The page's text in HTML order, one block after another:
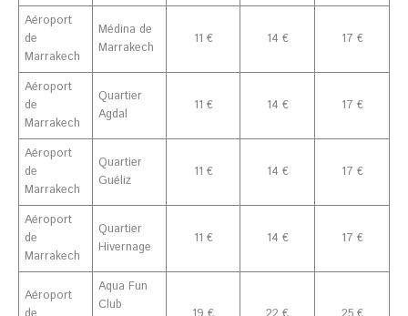
Aéroport
de
Marrakech
Médina de
Marrakech
11 € 14 € 17 €
Aéroport
de
Marrakech
Quartier
Agdal
11 € 14 € 17 €
Aéroport
de
Marrakech
Quartier
Guéliz
11 € 14 € 17 €
Aéroport
de
Marrakech
Quartier
Hivernage
11 € 14 € 17 €
Aéroport
Aqua Fun
Club